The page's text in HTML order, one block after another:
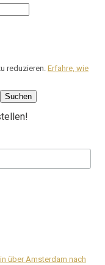
reduzieren. Erfahre, wie
über Amsterdam nach